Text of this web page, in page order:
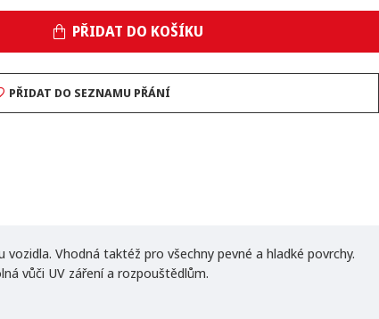
PŘIDAT DO KOŠÍKU
PŘIDAT DO SEZNAMU PŘÁNÍ
Vhodná taktéž pro všechny pevné a hladké povrchy.
vůči UV záření a rozpouštědlům.